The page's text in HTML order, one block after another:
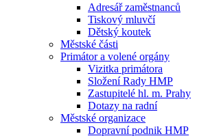
Adresář zaměstnanců
Tiskový mluvčí
Dětský koutek
Městské části
Primátor a volené orgány
Vizitka primátora
Složení Rady HMP
Zastupitelé hl. m. Prahy
Dotazy na radní
Městské organizace
Dopravní podnik HMP